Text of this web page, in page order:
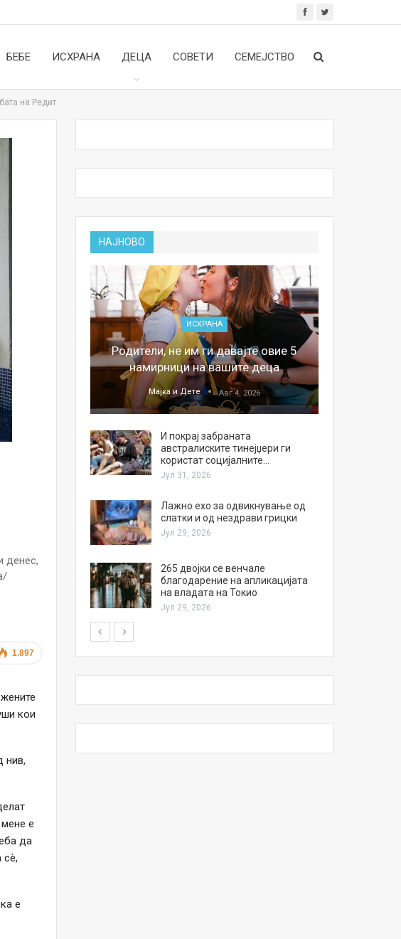
БЕБЕ ИСХРАНА ДЕЦА СОВЕТИ СЕМЕЈСТВО
на Редит
денес,
1.897
кои
нив,
е
да
сè,
е
НАЈНОВО
до
воведе
можел да го
што се
на арно! Жена
по
ИСХРАНА
Родители, не им ги давајте овие 5
намирници на вашите деца
Мајка и Дете Авг 4, 2026
И покрај забраната
австралиските тинејџери ги
користат социјалните…
Јул 31, 2026
Лажно ехо за одвикнување од
слатки и од нездрави грицки
Јул 29, 2026
265 двојки се венчале
благодарение на апликацијата
на владата на Токио
Јул 29, 2026